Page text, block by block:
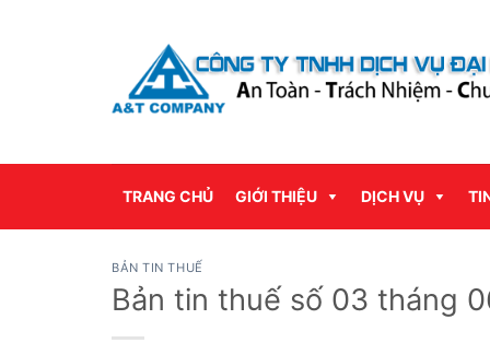
TRANG CHỦ GIỚI THIỆU DỊCH VỤ
BẢN TIN THUẾ
Bản tin thuế số 03 tháng